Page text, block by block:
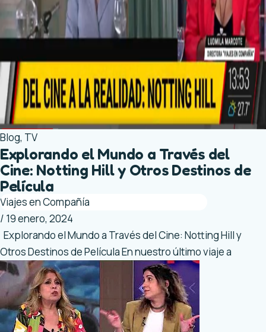
Blog, TV
Explorando el Mundo a Través del
Cine: Notting Hill y Otros Destinos de
Película
Viajes en Compañía
/ 19 enero, 2024
Explorando el Mundo a Través del Cine: Notting Hill y
Otros Destinos de Película En nuestro último viaje a